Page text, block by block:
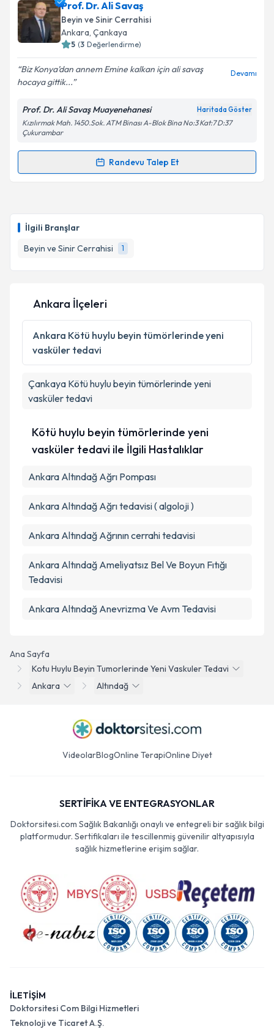
İlgili Branşlar
Beyin ve Sinir Cerrahisi
1
Prof. Dr. Ali Savaş
Beyin ve Sinir Cerrahisi
Ankara, Çankaya
5 (3 Değerlendirme)
Biz Konya’dan annem Emine kalkan için ali savaş
hocaya gittik...
Devamı
Prof. Dr. Ali Savaş Muayenehanesi Haritada Göster
Kızılırmak Mah. 1450.Sok. ATM Binası A-Blok Bina No:3 Kat:7 D:37
Çukurambar
Randevu Talep Et
Randevu Takvimi Talebi
takvim hazırlandığında e-posta ile bilgilendireceğiz.
Kişisel verilerimin işlenmesine ilişkinAydınlatma
Metni 'ni okudum ve kişisel verilerimin belirtilen
kapsamda işlenmesini kabul ediyorum.
Takvim Talebini Gönder
Ana Sayfa
Kotu Huylu Beyin Tumorlerinde Yeni Vaskuler Tedavi
Ankara
Altındağ
Ankara İlçeleri
Ankara Kötü huylu beyin tümörlerinde yeni
vasküler tedavi
Çankaya Kötü huylu beyin tümörlerinde yeni
vasküler tedavi
Kötü huylu beyin tümörlerinde yeni
vasküler tedavi ile İlgili Hastalıklar
Ankara Altındağ Ağrı Pompası
Ankara Altındağ Ağrı tedavisi ( algoloji )
Ankara Altındağ Ağrının cerrahi tedavisi
Ankara Altındağ Ameliyatsız Bel Ve Boyun Fıtığı
Tedavisi
Ankara Altındağ Anevrizma Ve Avm Tedavisi
VideolarBlogOnline TerapiOnline Diyet
SERTİFİKA VE ENTEGRASYONLAR
Doktorsitesi.com Sağlık Bakanlığı onaylı ve entegreli bir sağlık bilgi
platformudur. Sertifikaları ile tescillenmiş güvenilir altyapısıyla
sağlık hizmetlerine erişim sağlar.
İLETİŞİM
Doktorsitesi Com Bilgi Hizmetleri
Teknoloji ve Ticaret A.Ş.